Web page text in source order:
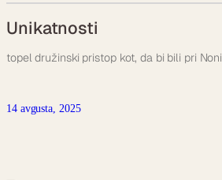
Unikatnosti
topel družinski pristop kot, da bi bili pri Noni
14 avgusta, 2025